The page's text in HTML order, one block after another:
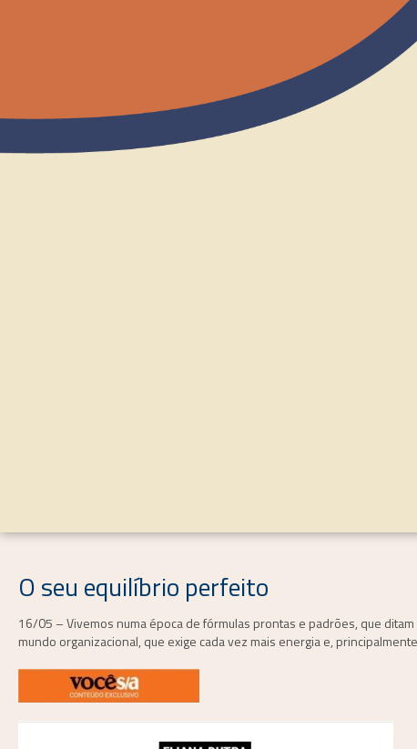
O seu equilíbrio perfeito
16/05 – Vivemos numa época de fórmulas prontas e padrões, que
mundo organizacional, que exige cada vez mais energia e,